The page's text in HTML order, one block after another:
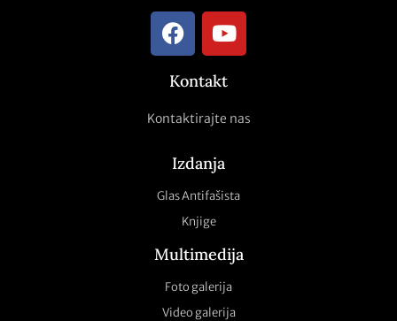
Kontakt
Kontaktirajte nas
Izdanja
Glas Antifašista
Knjige
Multimedija
Foto galerija
Video galerija